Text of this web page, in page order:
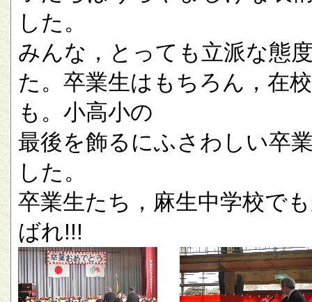
した。
みんな，とっても立派な態
た。卒業生はもちろん，在
も。小高小の
最後を飾るにふさわしい卒
した。
卒業生たち，麻生中学校で
ばれ!!!